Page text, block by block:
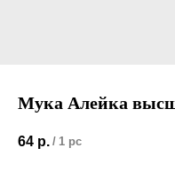
Мука Алейка
64 р. / 1 pc